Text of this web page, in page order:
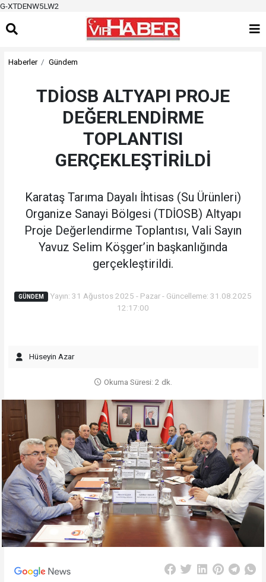
G-XTDENW5LW2
Haberler Gündem
TDİOSB ALTYAPI PROJE
DEĞERLENDİRME
TOPLANTISI
GERÇEKLEŞTİRİLDİ
Karataş Tarıma Dayalı İhtisas (Su Ürünleri)
Organize Sanayi Bölgesi (TDİOSB) Altyapı
Proje Değerlendirme Toplantısı, Vali Sayın
Yavuz Selim Köşger’in başkanlığında
gerçekleştirildi.
GÜNDEM
Yayın: 31 Ağustos 2025 - Pazar - Güncelleme: 31.08.2025
12:17:00
Hüseyin Azar
Okuma Süresi: 2 dk.